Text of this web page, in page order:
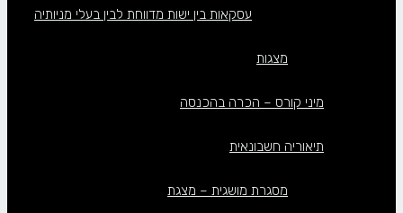
עסקאות בין ישות מדווחת לבין בעלי מניותיה
מצגות
מיני קורס – הכרה בהכנסה
תיאוריה חשבונאית
מסגרת מושגית – מצגת